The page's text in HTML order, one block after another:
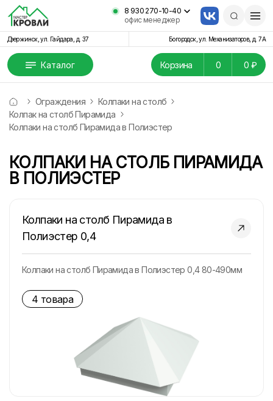
8 930 270-10-40
офис менеджер
Дзержинск, ул. Гайдара, д. 37 Богородск, ул. Механизаторов, д. 7А
Каталог Корзина 0 0 ₽
Ограждения
Колпаки на столб
Колпак на столб Пирамида
Колпаки на столб Пирамида в Полиэстер
КОЛПАКИ НА СТОЛБ ПИРАМИДА
В ПОЛИЭСТЕР
Колпаки на столб Пирамида в
Полиэстер 0,4
Колпаки на столб Пирамида в Полиэстер 0,4 80-490мм
4 товара